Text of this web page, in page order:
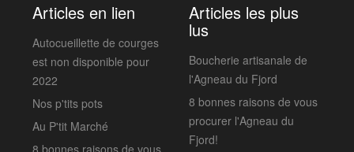
Articles en lien
Autocueillette de courges
est non disponible pour
2022
Nos p'tits pots
Au P'tit Marché
Articles les plus
lus
Boucherie artisanale de
l'Agneau du Fjord
8 bonnes raisons de vous
procurer l'Agneau du
Fjord!